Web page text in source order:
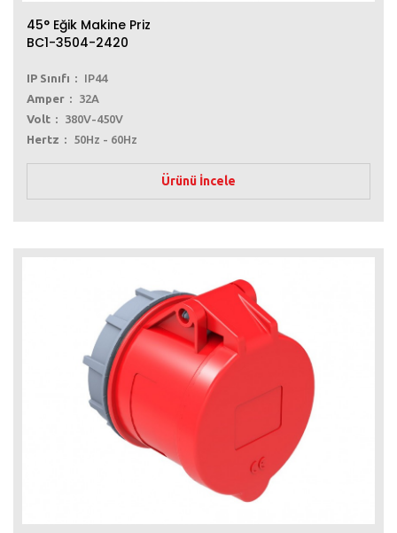
45° Eğik Makine Priz
BC1-3504-2420
IP Sınıfı
IP44
Amper
32A
Volt
380V-450V
Hertz
50Hz - 60Hz
Ürünü İncele